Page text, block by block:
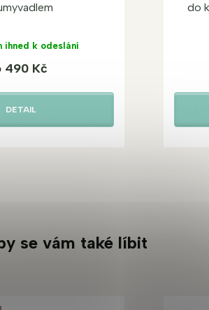
ihned k odeslání
490 Kč
DETAIL
do
se vám také líbit